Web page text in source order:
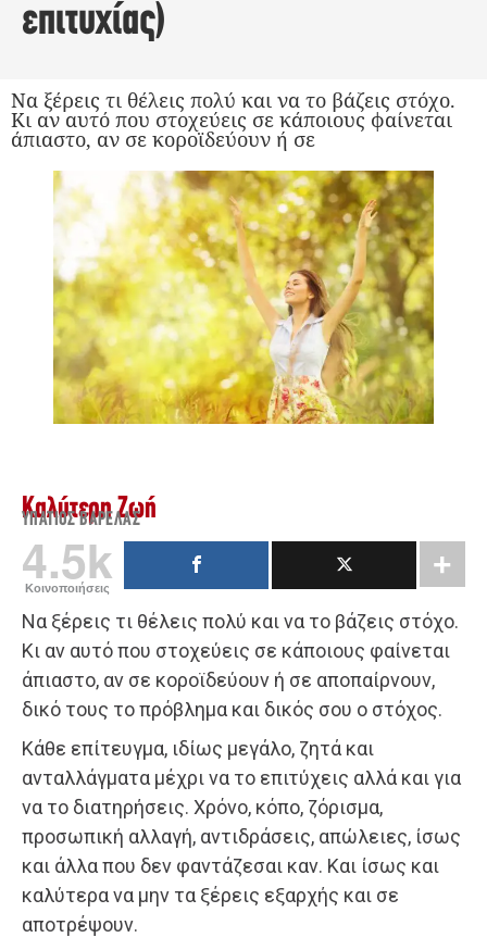
επιτυχίας)
Να ξέρεις τι θέλεις πολύ και να το βάζεις στόχο.
Κι αν αυτό που στοχεύεις σε κάποιους φαίνεται
άπιαστο, αν σε κοροϊδεύουν ή σε
Καλύτερη Ζωή
ΥΠΆΤΙΟΣ ΒΑΡΕΛΆΣ
4.5k
Κοινοποιήσεις
Να ξέρεις τι θέλεις πολύ και να το βάζεις στόχο.
Κι αν αυτό που στοχεύεις σε κάποιους φαίνεται
άπιαστο, αν σε κοροϊδεύουν ή σε αποπαίρνουν,
δικό τους το πρόβλημα και δικός σου ο στόχος.
Κάθε επίτευγμα, ιδίως μεγάλο, ζητά και
ανταλλάγματα μέχρι να το επιτύχεις αλλά και για
να το διατηρήσεις. Χρόνο, κόπο, ζόρισμα,
προσωπική αλλαγή, αντιδράσεις, απώλειες, ίσως
και άλλα που δεν φαντάζεσαι καν. Και ίσως και
καλύτερα να μην τα ξέρεις εξαρχής και σε
αποτρέψουν.